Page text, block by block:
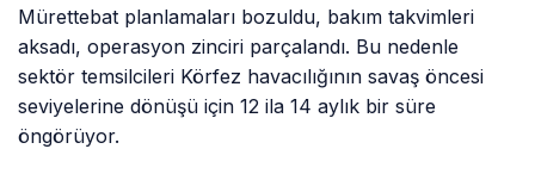
Mürettebat planlamaları bozuldu, bakım takvimleri
aksadı, operasyon zinciri parçalandı. Bu nedenle
sektör temsilcileri Körfez havacılığının savaş öncesi
seviyelerine dönüşü için 12 ila 14 aylık bir süre
öngörüyor.